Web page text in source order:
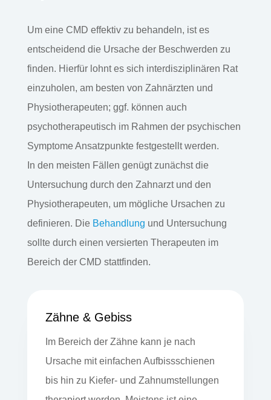
Um eine CMD effektiv zu behandeln, ist es
entscheidend die Ursache der Beschwerden zu
finden. Hierfür lohnt es sich interdisziplinären Rat
einzuholen, am besten von Zahnärzten und
Physiotherapeuten; ggf. können auch
psychotherapeutisch im Rahmen der psychischen
Symptome Ansatzpunkte festgestellt werden.
In den meisten Fällen genügt zunächst die
Untersuchung durch den Zahnarzt und den
Physiotherapeuten, um mögliche Ursachen zu
definieren. Die Behandlung und Untersuchung
sollte durch einen versierten Therapeuten im
Bereich der CMD stattfinden.
Zähne & Gebiss
Im Bereich der Zähne kann je nach
Ursache mit einfachen Aufbissschienen
bis hin zu Kiefer- und Zahnumstellungen